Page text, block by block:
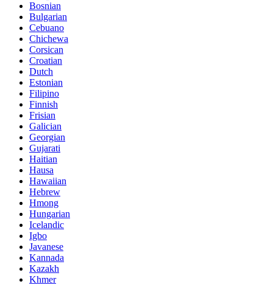
Bosnian
Bulgarian
Cebuano
Chichewa
Corsican
Croatian
Dutch
Estonian
Filipino
Finnish
Frisian
Galician
Georgian
Gujarati
Haitian
Hausa
Hawaiian
Hebrew
Hmong
Hungarian
Icelandic
Igbo
Javanese
Kannada
Kazakh
Khmer